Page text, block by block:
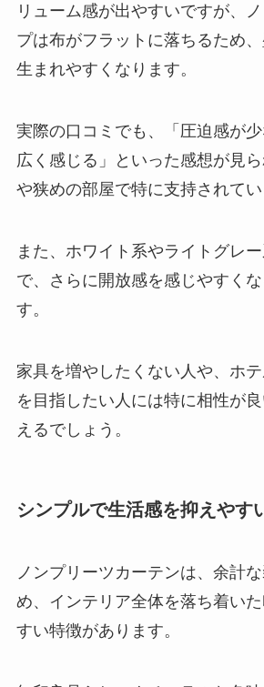
リューム感が出やすいですが、
プは布がフラットに落ちるため
生まれやすくなります。
実際の口コミでも、「圧迫感が
広く感じる」といった感想が見
や狭めの部屋で特に支持されてい
また、ホワイト系やライトグレ
で、さらに開放感を感じやすく
す。
家具を増やしたくない人や、ホ
を目指したい人には特に相性が
えるでしょう。
シンプルで生活感を抑えやす
ノンプリーツカーテンは、余計
め、インテリア全体を落ち着い
すい特徴があります。